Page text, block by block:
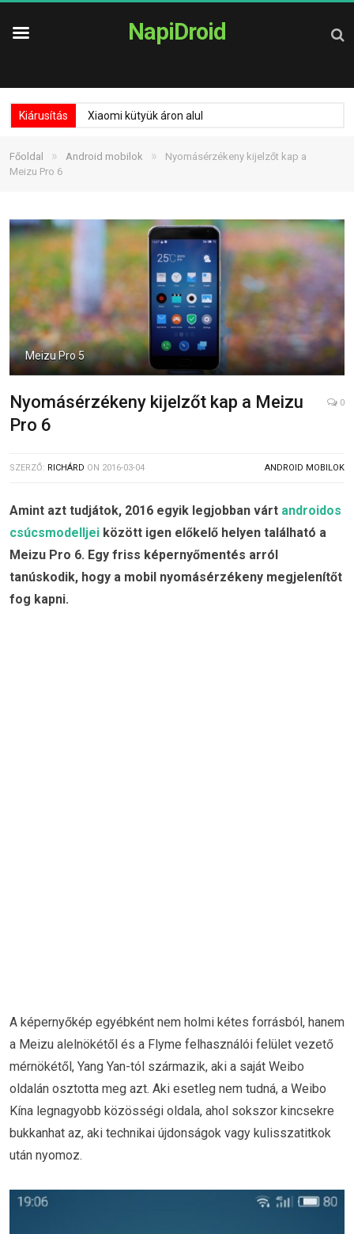
NapiDroid
Kiárusítás Xiaomi kütyük áron alul
Főoldal » Android mobilok »
Nyomásérzékeny kijelzőt kap a
Meizu Pro 6
Meizu Pro 5
Nyomásérzékeny kijelzőt kap a Meizu
Pro 6
0
SZERZŐ: RICHÁRD ON 2016-03-04 ANDROID MOBILOK
Amint azt tudjátok, 2016 egyik legjobban várt androidos
csúcsmodelljei között igen előkelő helyen található a
Meizu Pro 6. Egy friss képernyőmentés arról
tanúskodik, hogy a mobil nyomásérzékeny megjelenítőt
fog kapni.
A képernyőkép egyébként nem holmi kétes forrásból, hanem
a Meizu alelnökétől és a Flyme felhasználói felület vezető
mérnökétől, Yang Yan-tól származik, aki a saját Weibo
oldalán osztotta meg azt. Aki esetleg nem tudná, a Weibo
Kína legnagyobb közösségi oldala, ahol sokszor kincsekre
bukkanhat az, aki technikai újdonságok vagy kulisszatitkok
után nyomoz.